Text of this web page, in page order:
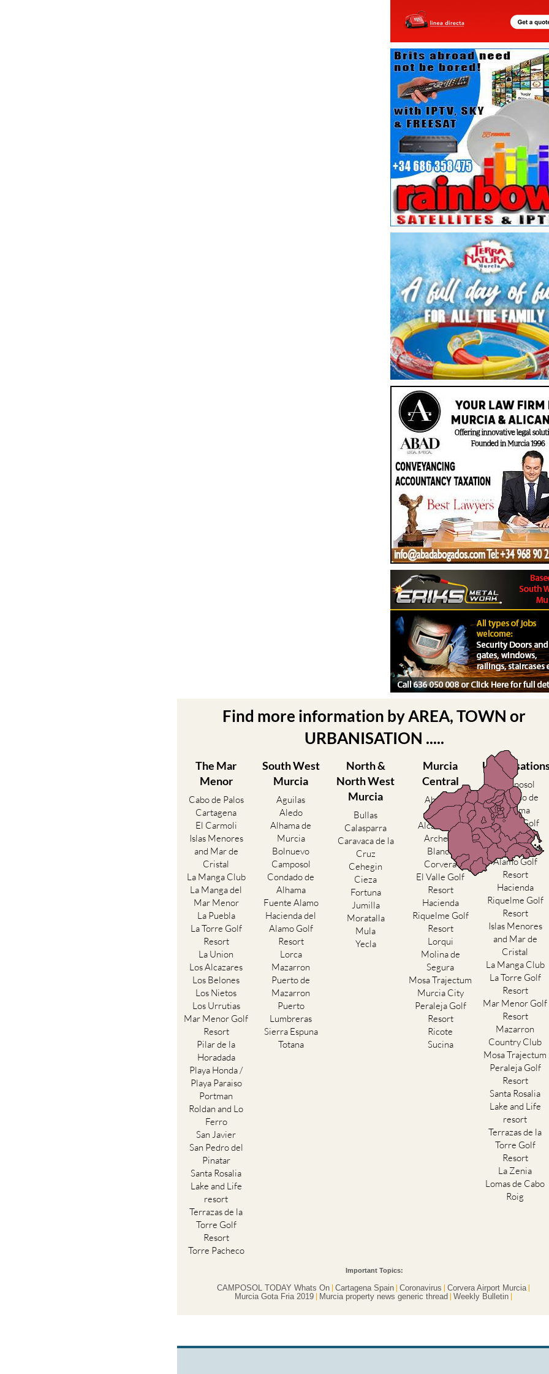
Find more information by AREA, TOWN or
URBANISATION .....
The Mar
Menor
Cabo de Palos
Cartagena
El Carmoli
Islas Menores
and Mar de
Cristal
La Manga Club
La Manga del
Mar Menor
La Puebla
La Torre Golf
Resort
La Union
Los Alcazares
Los Belones
Los Nietos
Los Urrutias
Mar Menor Golf
Resort
Pilar de la
Horadada
Playa Honda /
Playa Paraiso
Portman
Roldan and Lo
Ferro
San Javier
San Pedro del
Pinatar
Santa Rosalia
Lake and Life
resort
Terrazas de la
Torre Golf
Resort
Torre Pacheco
South West
Murcia
Aguilas
Aledo
Alhama de
Murcia
Bolnuevo
Camposol
Condado de
Alhama
Fuente Alamo
Hacienda del
Alamo Golf
Resort
Lorca
Mazarron
Puerto de
Mazarron
Puerto
Lumbreras
Sierra Espuna
Totana
North &
North West
Murcia
Bullas
Calasparra
Caravaca de la
Cruz
Cehegin
Cieza
Fortuna
Jumilla
Moratalla
Mula
Yecla
Murcia
Central
Abanilla
Abaran
Alcantarilla
Archena
Blanca
Corvera
El Valle Golf
Resort
Hacienda
Riquelme Golf
Resort
Lorqui
Molina de
Segura
Mosa Trajectum
Murcia City
Peraleja Golf
Resort
Ricote
Sucina
Camposol
Condado de
Alhama
El Valle Golf
Resort
Hacienda del
Alamo Golf
Resort
Hacienda
Riquelme Golf
Resort
Islas Menores
and Mar de
Cristal
La Manga Club
La Torre Golf
Resort
Mar Menor Golf
Resort
Mazarron
Country Club
Mosa Trajectum
Peraleja Golf
Resort
Santa Rosalia
Lake and Life
resort
Terrazas de la
Torre Golf
Resort
La Zenia
Lomas de Cabo
Roig
Important Topics:
CAMPOSOL TODAY Whats On Cartagena Spain Coronavirus
Corvera Airport Murcia
Murcia Gota Fria 2019
Murcia property news generic thread Weekly Bulletin